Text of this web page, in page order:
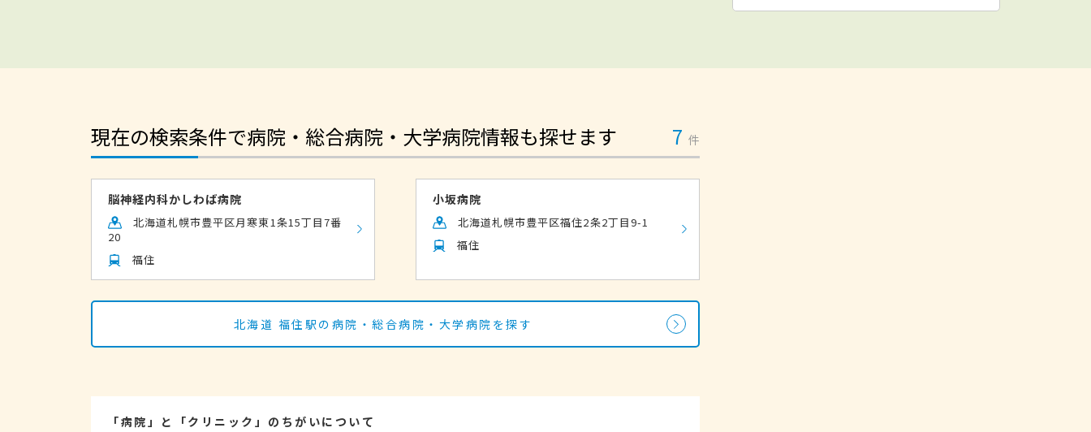
現在の検索条件で病院・総合病院・大学病院情報も探せます 7 件
脳神経内科かしわば病院
北海道札幌市豊平区月寒東1条15丁目7番
20
福住
小坂病院
北海道札幌市豊平区福住2条2丁目9-1
福住
北海道 福住駅の病院・総合病院・大学病院を探す
「病院」と「クリニック」のちがいについて